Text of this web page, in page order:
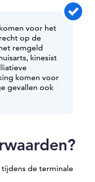
voor het
op de
remgeld
kinesist
komen voor
gevallen ook
de terminale